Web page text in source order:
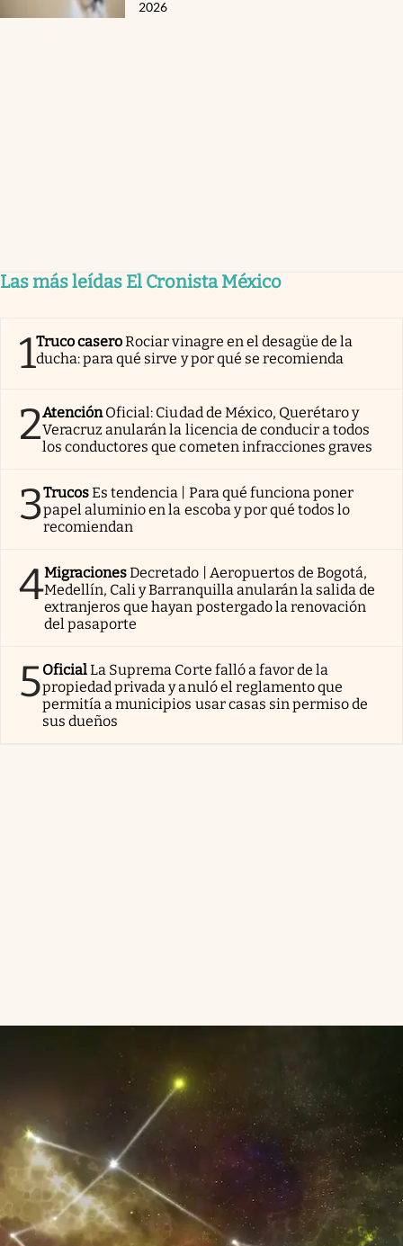
2026
Las más leídas El Cronista México
1Truco caseroRociar vinagre en el desagüe de la
ducha: para qué sirve y por qué se recomienda
2AtenciónOficial: Ciudad de México, Querétaro y
Veracruz anularán la licencia de conducir a todos
los conductores que cometen infracciones graves
3TrucosEs tendencia | Para qué funciona poner
papel aluminio en la escoba y por qué todos lo
recomiendan
4MigracionesDecretado | Aeropuertos de Bogotá,
Medellín, Cali y Barranquilla anularán la salida de
extranjeros que hayan postergado la renovación
del pasaporte
5OficialLa Suprema Corte falló a favor de la
propiedad privada y anuló el reglamento que
permitía a municipios usar casas sin permiso de
sus dueños